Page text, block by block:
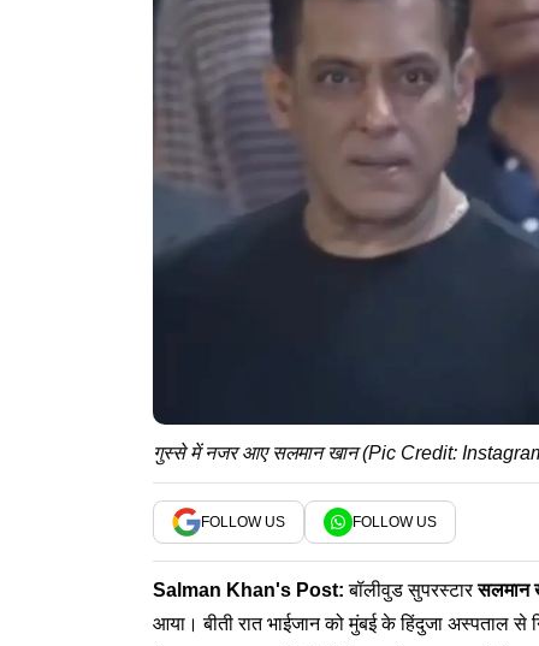
गुस्से में नजर आए सलमान खान (Pic Credit:
FOLLOW US FOLLOW US
Salman Khan's Post:बॉलीवुड सुपरस्टारसलमान
आया। बीती रात भाईजान को मुंबई के हिंदुजा अस्पताल